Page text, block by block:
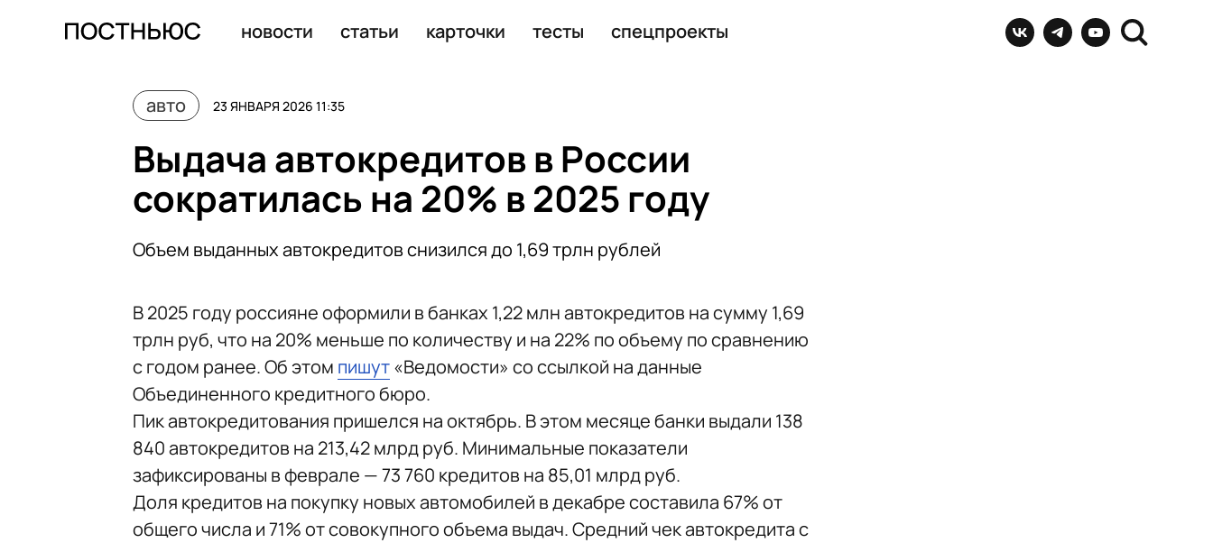
новости статьи карточки тесты спецпроекты
авто 23 ЯНВАРЯ 2026 11:35
Выдача автокредитов в России
сократилась на 20% в 2025 году
Объем выданных автокредитов снизился до 1,69 трлн рублей
В 2025 году россияне оформили в банках 1,22 млн автокредитов на сумму 1,69
трлн руб, что на 20% меньше по количеству и на 22% по объему по сравнению
с годом ранее. Об этом пишут«Ведомости» со ссылкой на данные
Объединенного кредитного бюро.
Пик автокредитования пришелся на октябрь. В этом месяце банки выдали 138
840 автокредитов на 213,42 млрд руб. Минимальные показатели
зафиксированы в феврале — 73 760 кредитов на 85,01 млрд руб.
Доля кредитов на покупку новых автомобилей в декабре составила 67% от
общего числа и 71% от совокупного объема выдач. Средний чек автокредита с